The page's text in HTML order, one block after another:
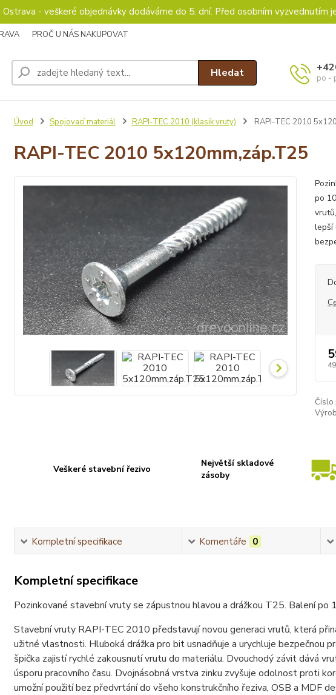
- veškeré objednávky dodáváme do 5. dní. Před osobním vyzvednutím
PROČ U NÁS NAKUPOVAT
Hledat po -
Úvod Spojovací materiál RAPI-TEC 2010 (klasik vruty) RAPI-TEC 2010
RAPI-TEC 2010 5x120mm,záp.T25
po
lepší
Číslo
Veškeré stavební řezivo
Největší skladové
zásoby
Kompletní specifikace Komentáře 0
Kompletní specifikace
Pozinkované stavební vruty se zápustnou hlavou a drážkou T25. Balení po
Stavební vruty RAPI-TEC 2010 představují novou generaci vrutů, která
užitné vlastnosti. Hluboká drážka pro bit usnadňuje a urychluje bezpečnou
špička zajistí rychlé zakousnutí vrutu do materiálu. Dvouchodý závit dává
úsporu pracovního času. Dvojnásobná vrstva zinku zvyšuje odolnost proti
umožní použití bez předvrtání do všeho konstrukčního řeziva, OSB a MDF